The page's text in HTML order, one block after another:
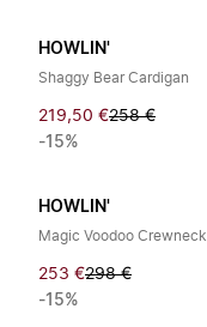
HOWLIN'
Shaggy Bear Cardigan
219,50 €258 €
-15%
HOWLIN'
Magic Voodoo Crewneck
253 €298 €
-15%